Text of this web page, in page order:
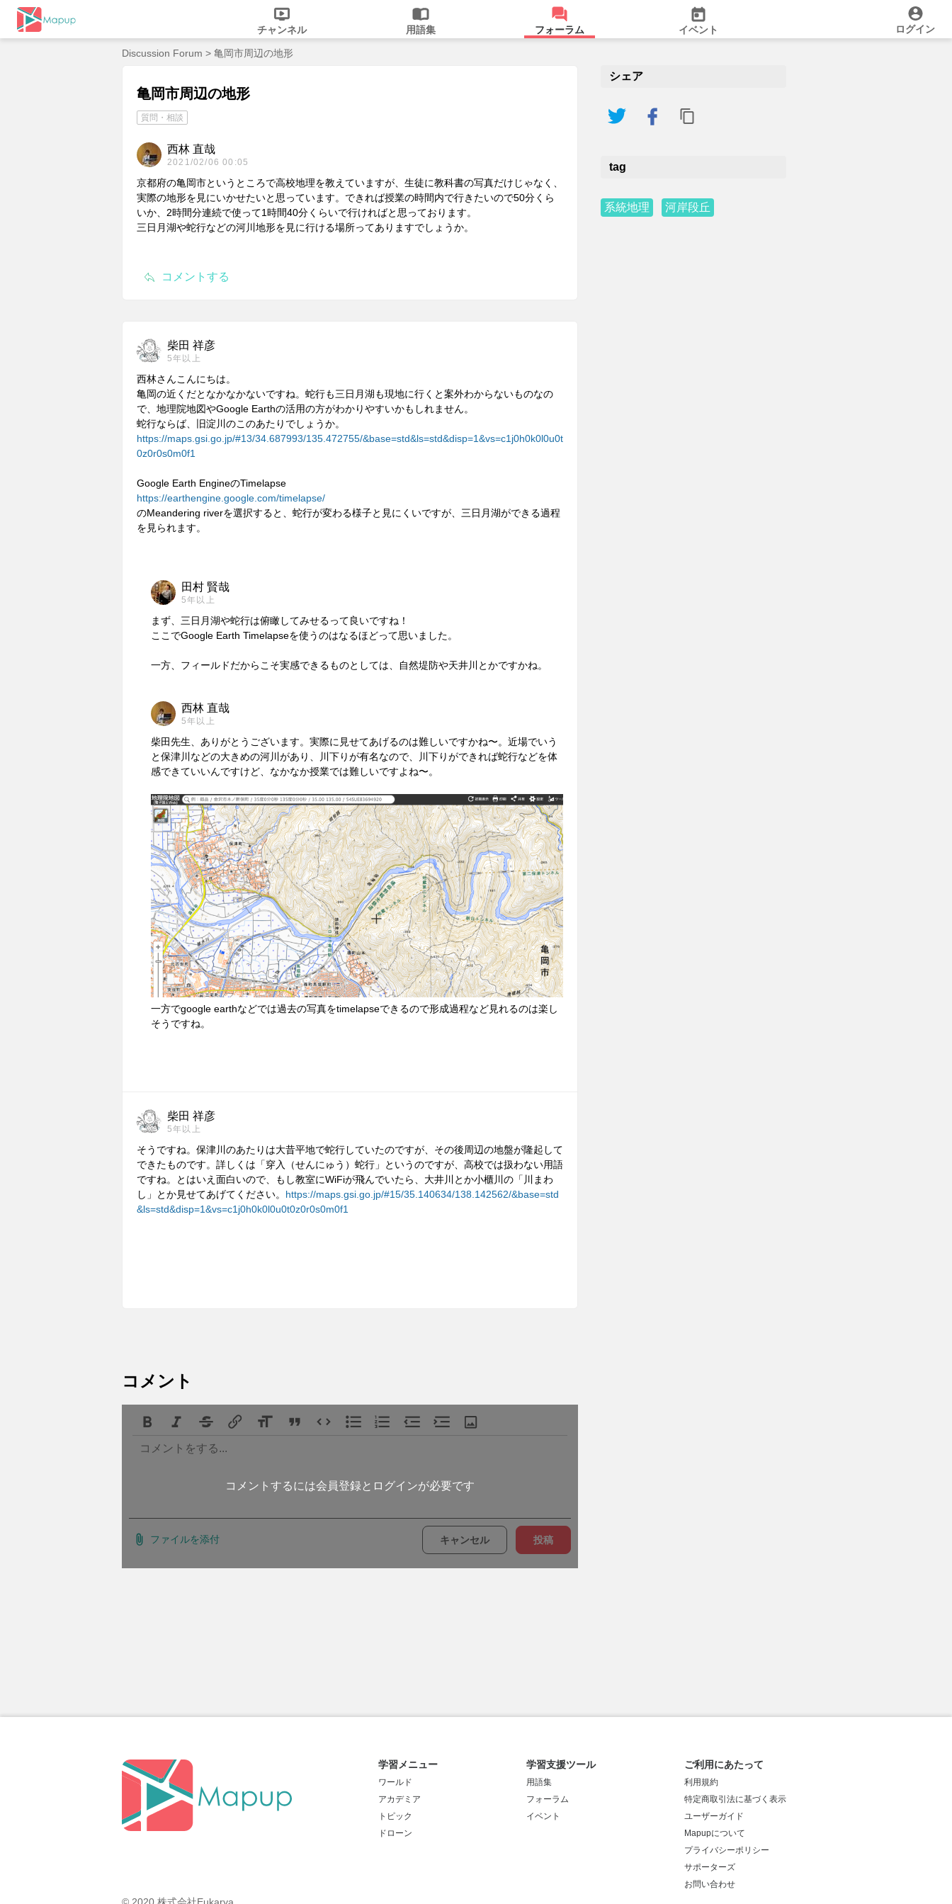
チャンネル 用語集 フォーラム イベント ログイン
Discussion Forum > 亀岡市周辺の地形
亀岡市周辺の地形
質問・相談
西林 直哉
2021/02/06 00:05
京都府の亀岡市というところで高校地理を教えていますが、生徒に教科書の写真だけじゃなく、
実際の地形を見にいかせたいと思っています。できれば授業の時間内で行きたいので50分くら
いか、2時間分連続で使って1時間40分くらいで行ければと思っております。
三日月湖や蛇行などの河川地形を見に行ける場所ってありますでしょうか。
コメントする
柴田 祥彦
5年以上
西林さんこんにちは。
亀岡の近くだとなかなかないですね。蛇行も三日月湖も現地に行くと案外わからないものなの
で、地理院地図やGoogle Earthの活用の方がわかりやすいかもしれません。
蛇行ならば、旧淀川のこのあたりでしょうか。
https://maps.gsi.go.jp/#13/34.687993/135.472755/&base=std&ls=std&disp=1&vs=c1j0h0k0l0u0t
0z0r0s0m0f1
Google Earth EngineのTimelapse
https://earthengine.google.com/timelapse/
のMeandering riverを選択すると、蛇行が変わる様子と見にくいですが、三日月湖ができる過程
を見られます。
田村 賢哉
5年以上
まず、三日月湖や蛇行は俯瞰してみせるって良いですね！
ここでGoogle Earth Timelapseを使うのはなるほどって思いました。
西林 直哉
5年以上
柴田先生、ありがとうございます。実際に見せてあげるのは難しいですかね〜。近場でいう
と保津川などの大きめの河川があり、川下りが有名なので、川下りができれば蛇行などを体
感できていいんですけど、なかなか授業では難しいですよね〜。
一方でgoogle earthなどでは過去の写真をtimelapseできるので形成過程など見れるのは楽し
そうですね。
柴田 祥彦
5年以上
そうですね。保津川のあたりは大昔平地で蛇行していたのですが、その後周辺の地盤が隆起して
できたものです。詳しくは「穿入（せんにゅう）蛇行」というのですが、高校では扱わない用語
ですね。とはいえ面白いので、もし教室にWiFiが飛んでいたら、大井川とか小櫃川の「川まわ
し」とか見せてあげてください。 https://maps.gsi.go.jp/#15/35.140634/138.142562/&base=std
&ls=std&disp=1&vs=c1j0h0k0l0u0t0z0r0s0m0f1
コメント
ファイルを添付 キャンセル
コメントするには会員登録とログインが必要です
シェア
tag
系統地理 河岸段丘
学習メニュー
ワールド
アカデミア
トピック
ドローン
学習支援ツール
用語集
フォーラム
イベント
ご利用にあたって
利用規約
特定商取引法に基づく表示
ユーザーガイド
Mapupについて
プライバシーポリシー
サポーターズ
お問い合わせ
© 2020 株式会社Eukarya